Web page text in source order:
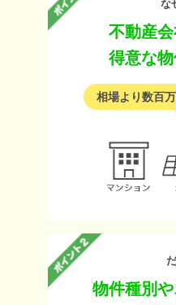
な
不動産
得意な
相場より数百
物件種別